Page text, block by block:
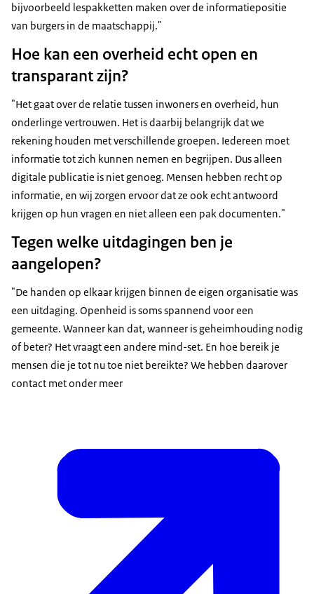
bijvoorbeeld lespakketten maken over de informatiepositie
van burgers in de maatschappij."
Hoe kan een overheid echt open en
transparant zijn?
"Het gaat over de relatie tussen inwoners en overheid, hun
onderlinge vertrouwen. Het is daarbij belangrijk dat we
rekening houden met verschillende groepen. Iedereen moet
informatie tot zich kunnen nemen en begrijpen. Dus alleen
digitale publicatie is niet genoeg. Mensen hebben recht op
informatie, en wij zorgen ervoor dat ze ook echt antwoord
krijgen op hun vragen en niet alleen een pak documenten."
Tegen welke uitdagingen ben je
aangelopen?
"De handen op elkaar krijgen binnen de eigen organisatie was
een uitdaging. Openheid is soms spannend voor een
gemeente. Wanneer kan dat, wanneer is geheimhouding nodig
of beter? Het vraagt een andere mind-set. En hoe bereik je
mensen die je tot nu toe niet bereikte? We hebben daarover
contact met onder meer